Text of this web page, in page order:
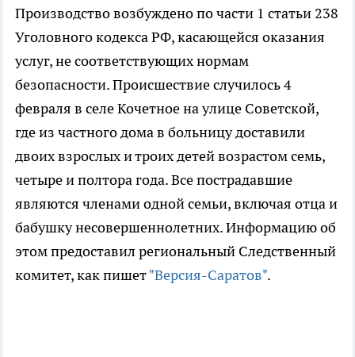
Производство возбуждено по части 1 статьи 238
Уголовного кодекса РФ, касающейся оказания
услуг, не соответствующих нормам
безопасности. Происшествие случилось 4
февраля в селе Кочетное на улице Советской,
где из частного дома в больницу доставили
двоих взрослых и троих детей возрастом семь,
четыре и полтора года. Все пострадавшие
являются членами одной семьи, включая отца и
бабушку несовершеннолетних. Информацию об
этом предоставил региональный Следственный
комитет, как пишет"Версия-Саратов".